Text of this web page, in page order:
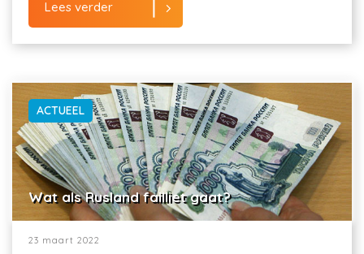
Lees verder
ACTUEEL
Wat als Rusland failliet gaat?
23 maart 2022